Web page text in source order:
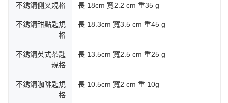
不銹鋼側叉規格 長 18cm 寬2.2 cm 重35 g
不銹鋼甜點匙規
格
長 18.3cm 寬3.5 cm 重45 g
不銹鋼英式茶匙
規格
長 13.5cm 寬2.5 cm 重25 g
不銹鋼咖啡匙規
格
長 10.5cm 寬2 cm 重 10g